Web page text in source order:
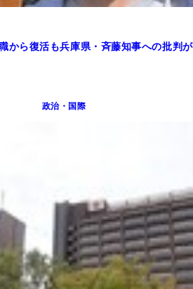
から復活も兵庫県・斉藤知事への批判が
政治・国際